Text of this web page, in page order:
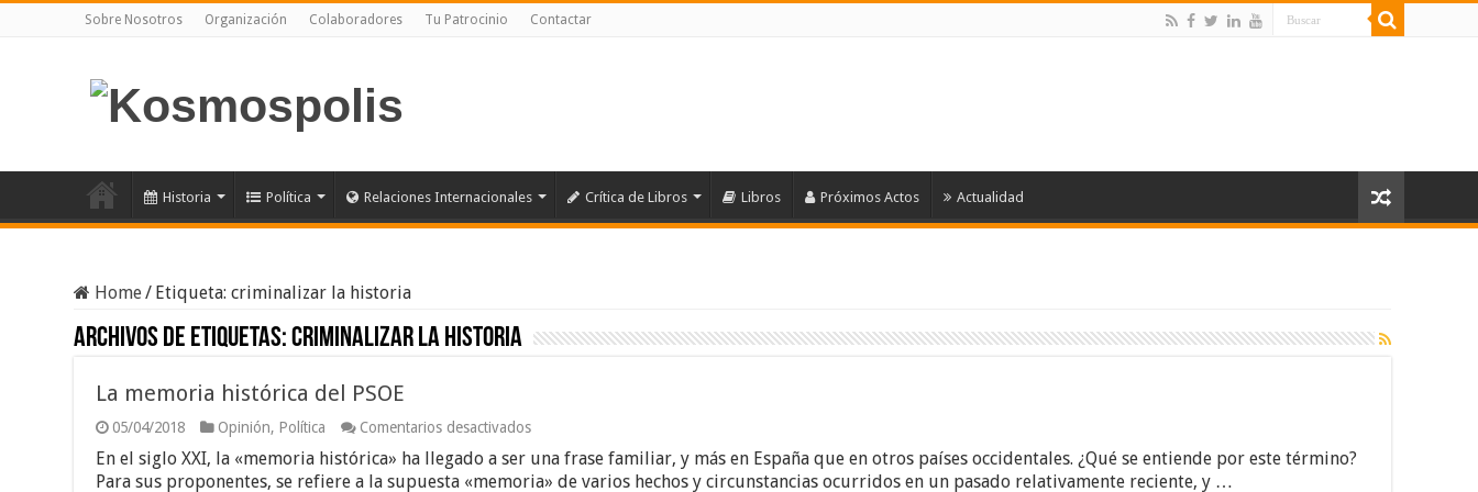
Sobre Nosotros Organización Colaboradores Tu Patrocinio Contactar
Historia Política Relaciones Internacionales Crítica de Libros Libros Próximos Actos Actualidad
Home/ Etiqueta:criminalizar la historia
Archivos de etiquetas:criminalizar la historia
La memoria histórica del PSOE
05/04/2018 Opinión, Política Comentarios desactivadosen
memoria
histórica
En el siglo XXI, la «memoria histórica» ha llegado a ser una frase familiar, y más en España que en otros países occidentales. ¿Qué se entiende por este término?
Para sus proponentes, se refiere a la supuesta «memoria» de varios hechos y circunstancias ocurridos en un pasado relativamente reciente, y …